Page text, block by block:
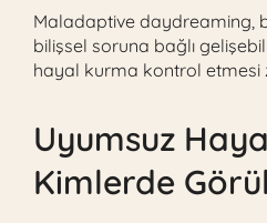
Maladaptive daydreaming,
bilişsel soruna bağlı
hayal kurma kontrol etmesi
Uyumsuz
Kimlerde